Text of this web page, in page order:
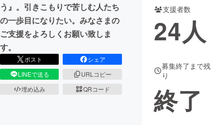
う』。引きこもりで苦しむ人たち
の一歩目になりたい。みなさまの
ご支援をよろしくお願い致しま
す。
ポスト
シェア
LINEで送る
URLコピー
埋め込み
QRコード
支援者数
24人
募集終了まで残
り
終了